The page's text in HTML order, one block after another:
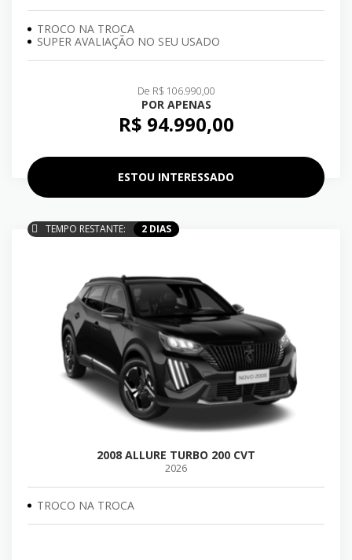
TROCO NA TROCA
SUPER AVALIAÇÃO NO SEU USADO
De R$ 106.990,00
POR APENAS
R$ 94.990,00
ESTOU INTERESSADO
TEMPO RESTANTE: 2 DIAS
2008 ALLURE TURBO 200 CVT
2026
TROCO NA TROCA